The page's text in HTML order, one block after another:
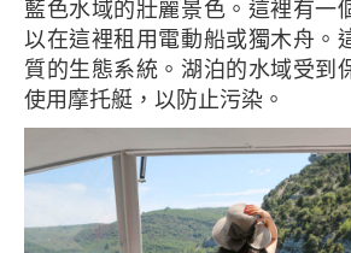
藍色水域的壯麗景色。這裡有一
以在這裡租用電動船或獨木舟。
質的生態系統。湖泊的水域受到
使用摩托艇，以防止污染。